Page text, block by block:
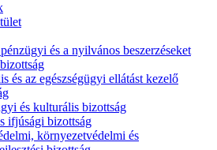
és a nyilvános beszerzéseket
és az egészségügyi ellátást kezelő
és kulturális bizottság
ifjúsági bizottság
környezetvédelmi és